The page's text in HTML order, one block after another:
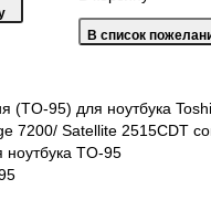
(TO-95) для ноутбука
7200/ Satellite 2515CDT
ноутбука TO-95